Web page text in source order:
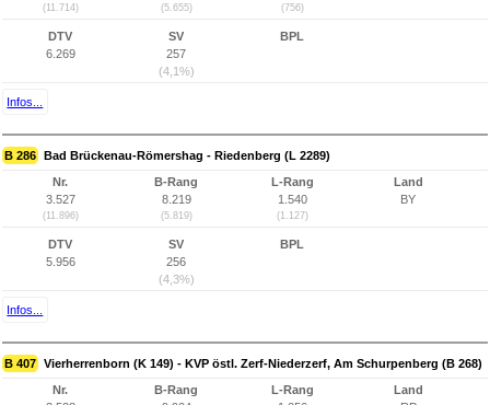
(11.714) (5.655) (756)
DTV
6.269
SV
257
(4,1%)
BPL
Infos...
B 286 Bad Brückenau-Römershag - Riedenberg (L 2289)
Nr.
3.527
(11.896)
B-Rang
8.219
(5.819)
L-Rang
1.540
(1.127)
Land
BY
DTV
5.956
SV
256
(4,3%)
BPL
Infos...
B 407 Vierherrenborn (K 149) - KVP östl. Zerf-Niederzerf, Am Schurpenberg (B 268)
Nr.
B-Rang
L-Rang
Land